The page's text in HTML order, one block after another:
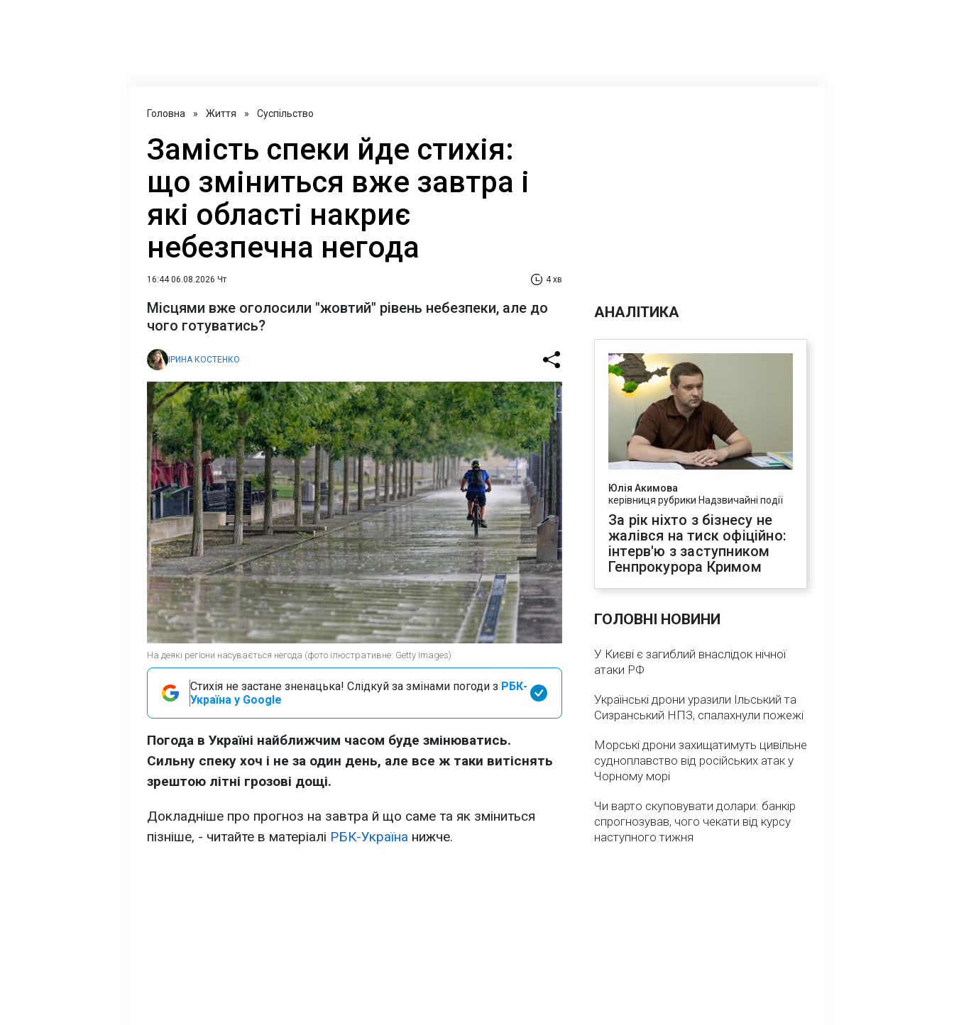
Головна » Життя » Суспільство
Замість спеки йде стихія:
що зміниться вже завтра і
які області накриє
небезпечна негода
16:44 06.08.2026 Чт 4 хв
Місцями вже оголосили "жовтий" рівень небезпеки, але до
чого готуватись?
ІРИНА КОСТЕНКО
На деякі регіони насувається негода (фото ілюстративне: Getty Images)
Стихія не застане зненацька! Слідкуй за змінами погоди з РБК-
Україна у Google
Погода в Україні найближчим часом буде змінюватись.
Сильну спеку хоч і не за один день, але все ж таки витіснять
зрештою літні грозові дощі.
Докладніше про прогноз на завтра й що саме та як зміниться
пізніше, - читайте в матеріалі РБК-Україна нижче.
АНАЛІТИКА
Юлія Акимова
керівниця рубрики Надзвичайні події
За рік ніхто з бізнесу не
жалівся на тиск офіційно:
інтерв'ю з заступником
Генпрокурора Кримом
ГОЛОВНІ НОВИНИ
У Києві є загиблий внаслідок нічної
атаки РФ
Українські дрони уразили Ільський та
Сизранський НПЗ, спалахнули пожежі
Морські дрони захищатимуть цивільне
судноплавство від російських атак у
Чорному морі
Чи варто скуповувати долари: банкір
спрогнозував, чого чекати від курсу
наступного тижня